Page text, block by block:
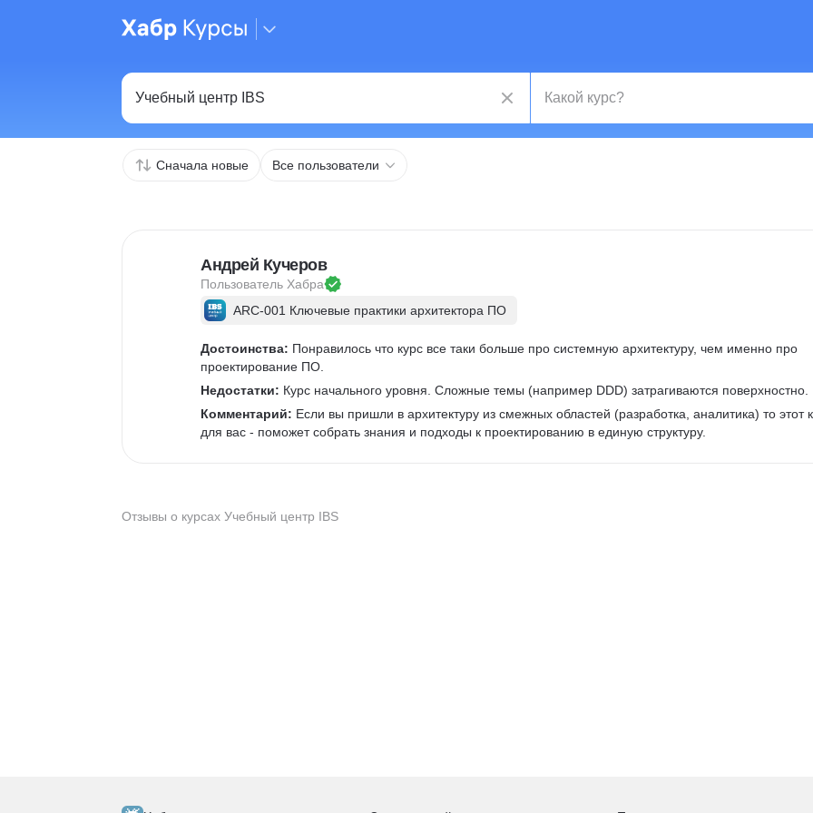
Сначала новые Все пользователи
Отзывы о курсах Учебный центр IBS
Андрей Кучеров
Пользователь Хабра
ARC-001 Ключевые практики архитектора ПО
Достоинства: Понравилось что курс все таки больше про системную архитектуру, чем именно про
проектирование ПО.
Недостатки: Курс начального уровня. Сложные темы (например DDD) затрагиваются поверхностно.
Комментарий: Если вы пришли в архитектуру из смежных областей (разработка, аналитика) то этот
для вас - поможет собрать знания и подходы к проектированию в единую структуру.